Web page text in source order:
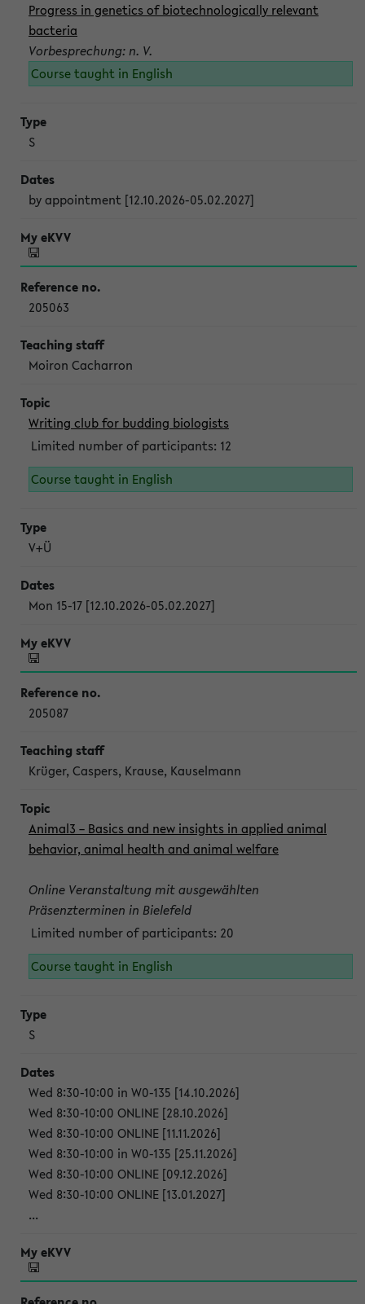
Progress in genetics of biotechnologically relevant
bacteria
Vorbesprechung: n. V.
Course taught in English
S
by appointment [12.10.2026-05.02.2027]
205063
Moiron Cacharron
Writing club for budding biologists
Limited number of participants: 12
Course taught in English
V+Ü
Mon 15-17 [12.10.2026-05.02.2027]
205087
Krüger, Caspers, Krause, Kauselmann
Animal3 – Basics and new insights in applied animal
behavior, animal health and animal welfare
Online Veranstaltung mit ausgewählten
Präsenzterminen in Bielefeld
Limited number of participants: 20
Course taught in English
S
Wed 8:30-10:00 in W0-135 [14.10.2026]
Wed 8:30-10:00 ONLINE [28.10.2026]
Wed 8:30-10:00 ONLINE [11.11.2026]
Wed 8:30-10:00 in W0-135 [25.11.2026]
Wed 8:30-10:00 ONLINE [09.12.2026]
Wed 8:30-10:00 ONLINE [13.01.2027]
...